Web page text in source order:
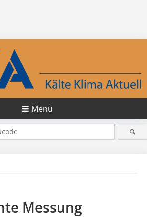
Menü
Messung